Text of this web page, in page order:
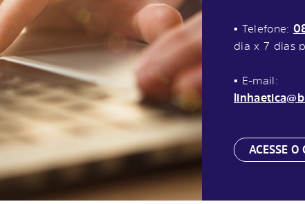
▪ Telefone:
dia x 7 dias
▪ E-mail:
ACESSE